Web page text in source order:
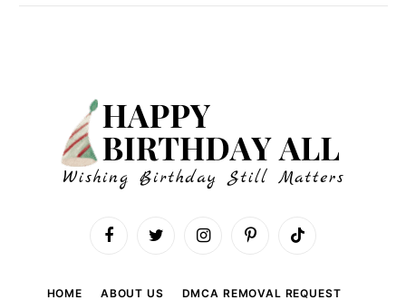
FacebookTwitter InstagramPinterestTikTok
HOME ABOUT US DMCA REMOVAL REQUEST